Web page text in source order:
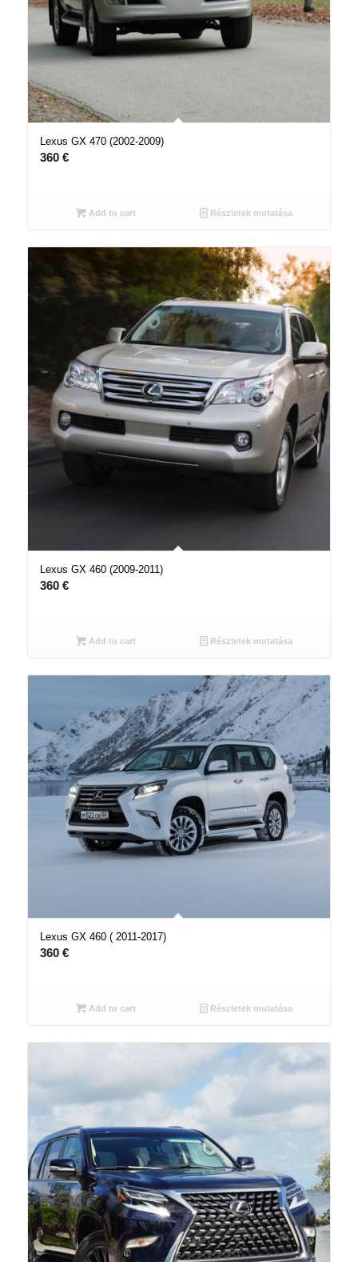
Lexus GX 470 (2002-2009)
360 €
Add to cart Részletek mutatása
Lexus GX 460 (2009-2011)
360 €
Add to cart Részletek mutatása
Lexus GX 460 ( 2011-2017)
360 €
Add to cart Részletek mutatása